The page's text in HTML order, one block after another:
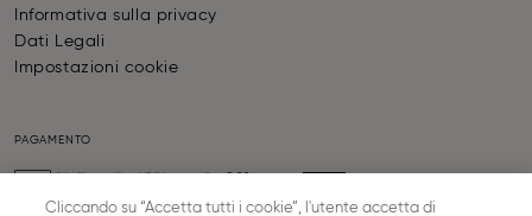
Informativa sulla privacy
Dati Legali
Impostazioni cookie
PAGAMENTO
Cliccando su “Accetta tutti i cookie”, l'utente accetta di